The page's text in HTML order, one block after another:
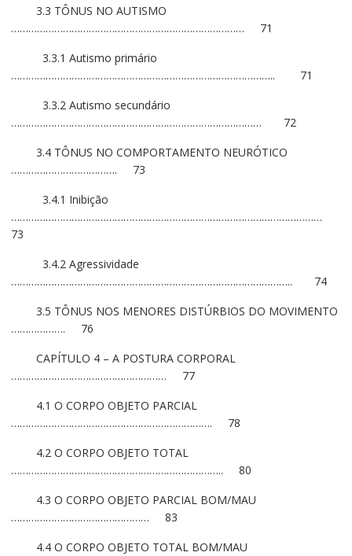
3.3 TÔNUS NO AUTISMO
……………………………………………………………………… 71
3.3.1 Autismo primário
……………………………………………………………………………….. 71
3.3.2 Autismo secundário
…………………………………………………………………………… 72
3.4 TÔNUS NO COMPORTAMENTO NEURÓTICO
………………………………. 73
3.4.1 Inibição
………………………………………………………………………………………………
73
3.4.2 Agressividade
…………………………………………………………………………………….. 74
3.5 TÔNUS NOS MENORES DISTÚRBIOS DO MOVIMENTO
………………. 76
CAPÍTULO 4 – A POSTURA CORPORAL
……………………………………………… 77
4.1 O CORPO OBJETO PARCIAL
……………………………………………………………. 78
4.2 O CORPO OBJETO TOTAL
……………………………………………………………….. 80
4.3 O CORPO OBJETO PARCIAL BOM/MAU
………………………………………… 83
4.4 O CORPO OBJETO TOTAL BOM/MAU